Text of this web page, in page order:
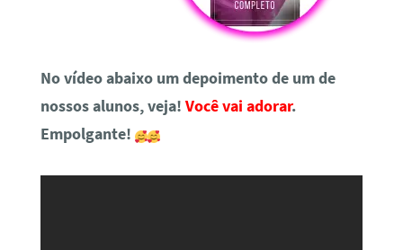
No vídeo abaixo um depoimento de um de
nossos alunos, veja! Você vai adorar.
Empolgante!